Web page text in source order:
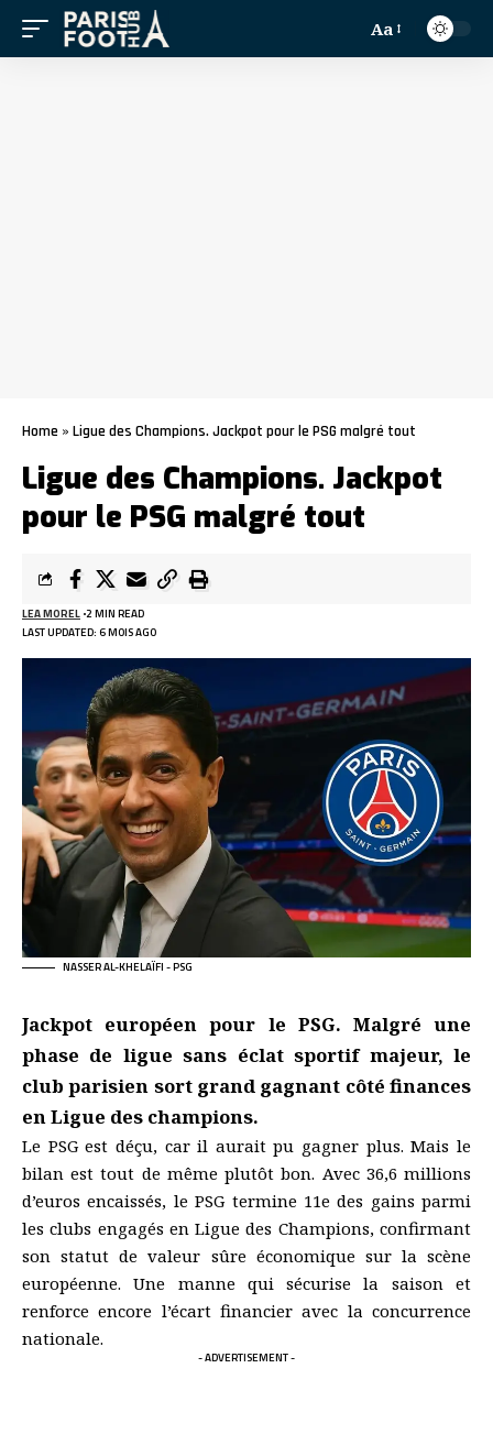
Aa
Home » Ligue des Champions. Jackpot pour le PSG malgré tout
Ligue des Champions. Jackpot
pour le PSG malgré tout
LAST UPDATED: 6 MOIS AGO
LEA MOREL 2 MIN READ
NASSER AL-KHELAÏFI - PSG
Jackpot européen pour le PSG. Malgré une
phase de ligue sans éclat sportif majeur, le
club parisien sort grand gagnant côté finances
en Ligue des champions.
Le PSG est déçu, car il aurait pu gagner plus. Mais le
bilan est tout de même plutôt bon. Avec 36,6 millions
d’euros encaissés, le PSG termine 11e des gains parmi
les clubs engagés en Ligue des Champions, confirmant
son statut de valeur sûre économique sur la scène
européenne. Une manne qui sécurise la saison et
renforce encore l’écart financier avec la concurrence
nationale.
- ADVERTISEMENT -